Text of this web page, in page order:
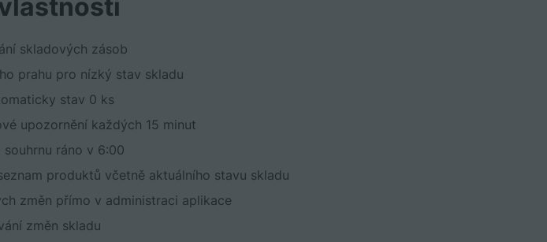
skladových zásob
prahu pro nízký stav skladu
stav 0 ks
upozornění každých 15 minut
ráno v 6:00
produktů včetně aktuálního stavu skladu
změn přímo v administraci aplikace
změn skladu